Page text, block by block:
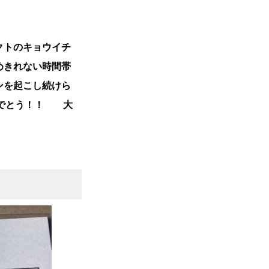
のキョウイチ
れない時間帯
起こし続けら
でとう！！ 大